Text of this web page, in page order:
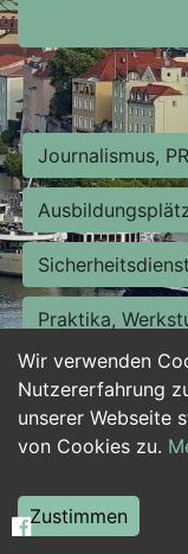
Wir verwenden
Nutzererfahrung
unserer Webseite
von Cookies zu.
Zustimmen
Journalismus,
Praktika,
Personalwesen
Hilfskräfte,
Weiterbildung,